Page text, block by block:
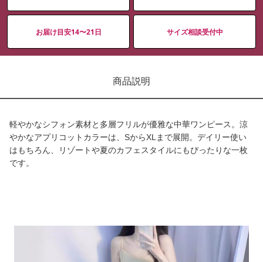
お届け目安14〜21日 サイズ相談受付中
商品説明
軽やかなシフォン素材と多層フリルが優雅な中華ワンピース。涼
やかなアプリコットカラーは、SからXLまで展開。デイリー使い
はもちろん、リゾートや夏のカフェスタイルにもぴったりな一枚
です。